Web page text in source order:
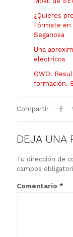
¿Quieres
Fórmate
Seganosa
Una
eléctricos
GWO.
formación.
Compartir
DEJA UNA
Tu dirección de
campos
Comentario *